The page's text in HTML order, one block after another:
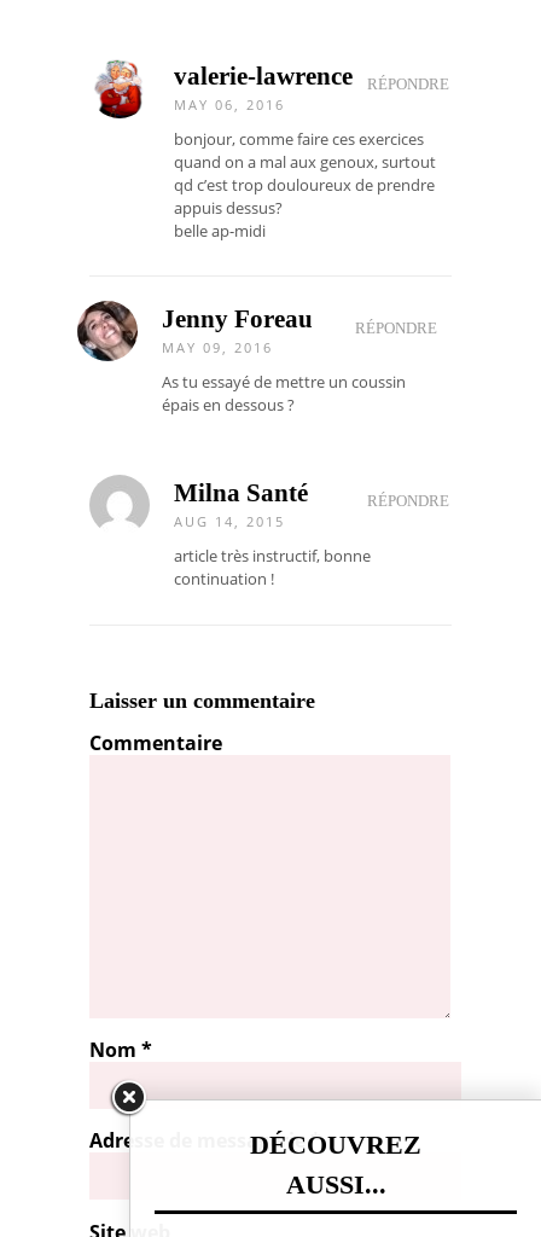
valerie-lawrence
MAY 06, 2016
RÉPONDRE
bonjour, comme faire ces exercices
quand on a mal aux genoux, surtout
qd c’est trop douloureux de prendre
appuis dessus?
belle ap-midi
Jenny Foreau
MAY 09, 2016
RÉPONDRE
As tu essayé de mettre un coussin
épais en dessous ?
Milna Santé
AUG 14, 2015
RÉPONDRE
article très instructif, bonne
continuation !
Laisser un commentaire
Commentaire
Nom *
Adresse de messagerie*
DÉCOUVREZ
AUSSI...